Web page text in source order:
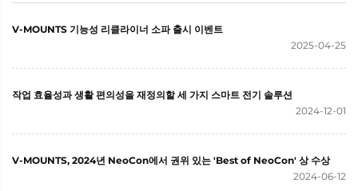
다.
V-MOUNTS 기능성 리클라이너 소파 출시 이벤트
2025-04-25
작업 효율성과 생활 편의성을 재정의할 세 가지 스마트 전기 솔루션
2024-12-01
V-MOUNTS, 2024년 NeoCon에서 권위 있는 'Best of NeoCon' 상 수상
2024-06-12